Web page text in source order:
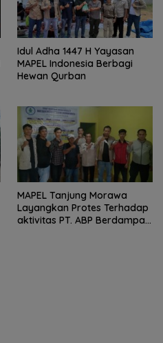
Idul Adha 1447 H Yayasan
MAPEL Indonesia Berbagi
Hewan Qurban
MAPEL Tanjung Morawa
Layangkan Protes Terhadap
aktivitas PT. ABP Berdampak